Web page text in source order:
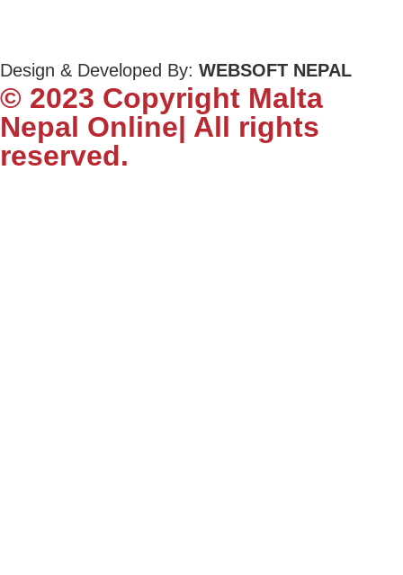
Design & Developed By: WEBSOFT NEPAL
© 2023 Copyright Malta
Nepal Online| All rights
reserved.